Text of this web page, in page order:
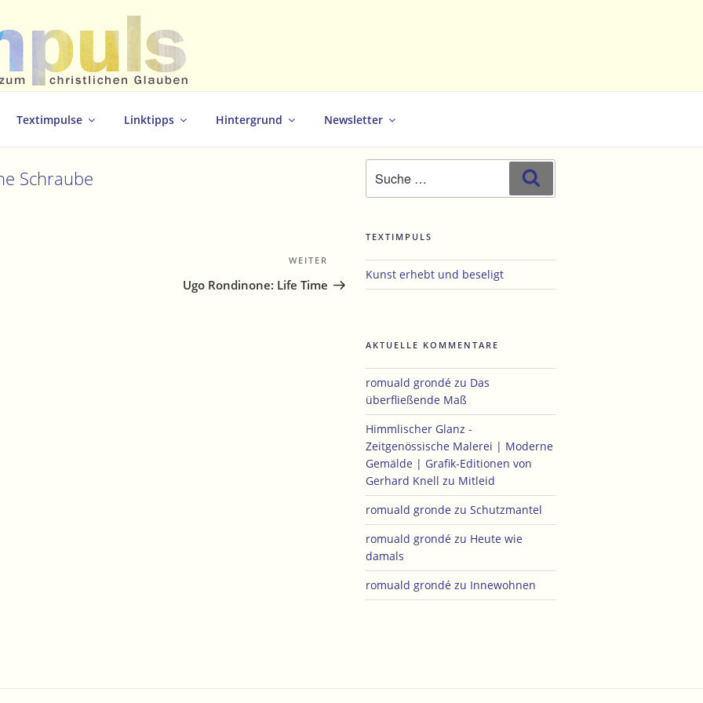
Textimpulse Linktipps Hintergrund Newsletter
Schraube
Nächster
Beitrag
WEITER
Ugo Rondinone: Life Time
nach:
TEXTIMPULS
Kunst erhebt und beseligt
AKTUELLE KOMMENTARE
romuald grondé zu Das
überfließende Maß
Himmlischer Glanz -
Zeitgenössische Malerei | Moderne
Gemälde | Grafik-Editionen von
Gerhard Knell zu Mitleid
romuald gronde zu Schutzmantel
romuald grondé zu Heute wie
damals
romuald grondé zu Innewohnen